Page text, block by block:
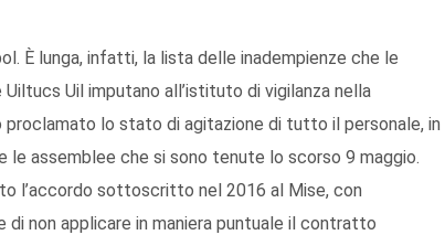
È lunga, infatti, la lista delle inadempienze che le
Uil imputano all’istituto di vigilanza nella
lo stato di agitazione di tutto il personale, in
le assemblee che si sono tenute lo scorso 9 maggio.
l’accordo sottoscritto nel 2016 al Mise, con
non applicare in maniera puntuale il contratto